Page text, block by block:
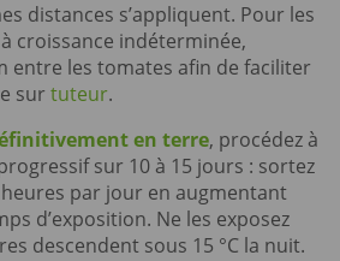
distances s’appliquent. Pour les
croissance indéterminée,
entre les tomates afin de faciliter
surtuteur.
en terre, procédez à
sur 10 à 15 jours : sortez
par jour en augmentant
d’exposition. Ne les exposez
descendent sous 15 °C la nuit.